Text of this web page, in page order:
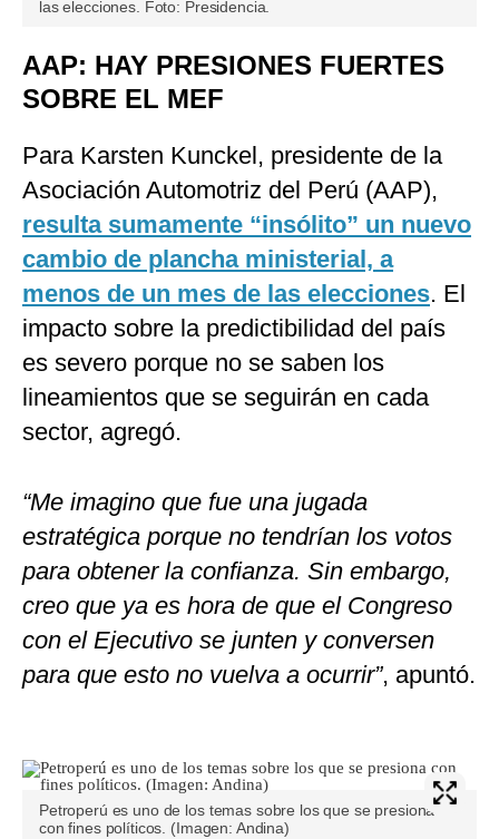
las elecciones. Foto: Presidencia.
AAP: HAY PRESIONES FUERTES
SOBRE EL MEF
Para Karsten Kunckel, presidente de la
Asociación Automotriz del Perú (AAP),
resulta sumamente “insólito” un nuevo
cambio de plancha ministerial, a
menos de un mes de las elecciones. El
impacto sobre la predictibilidad del país
es severo porque no se saben los
lineamientos que se seguirán en cada
sector, agregó.
“Me imagino que fue una jugada
estratégica porque no tendrían los votos
para obtener la confianza. Sin embargo,
creo que ya es hora de que el Congreso
con el Ejecutivo se junten y conversen
para que esto no vuelva a ocurrir”, apuntó.
Petroperú es uno de los temas sobre los que se presiona
con fines políticos. (Imagen: Andina)